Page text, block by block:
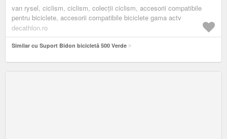
van rysel, ciclism, ciclism, colecții ciclism, accesorii compatibile
pentru biciclete, accesorii compatibile biciclete gama actv
decathlon.ro
Similar cu Suport Bidon bicicletă 500 Verde